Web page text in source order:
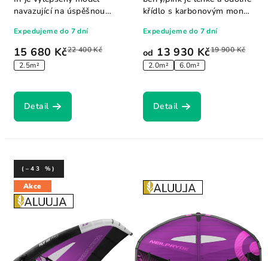
15 680 Kč22 400 Kč
2.5m²
Expedujeme do 7 dní
Detail
navazující na úspěšnou
od 13 930 Kč19 900 Kč
2.0m² 6.0m²
Expedujeme do 7 dní
Detail
křídlo s karbonovým mono
Akce
(–43 %)